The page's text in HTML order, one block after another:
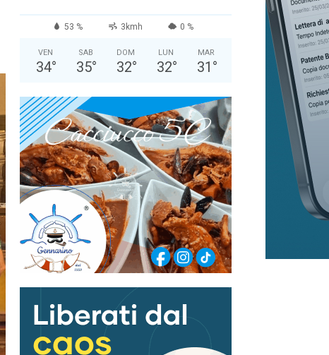
53 % 3kmh 0 %
VEN
34°
SAB
35°
DOM
32°
LUN
32°
MAR
31 °